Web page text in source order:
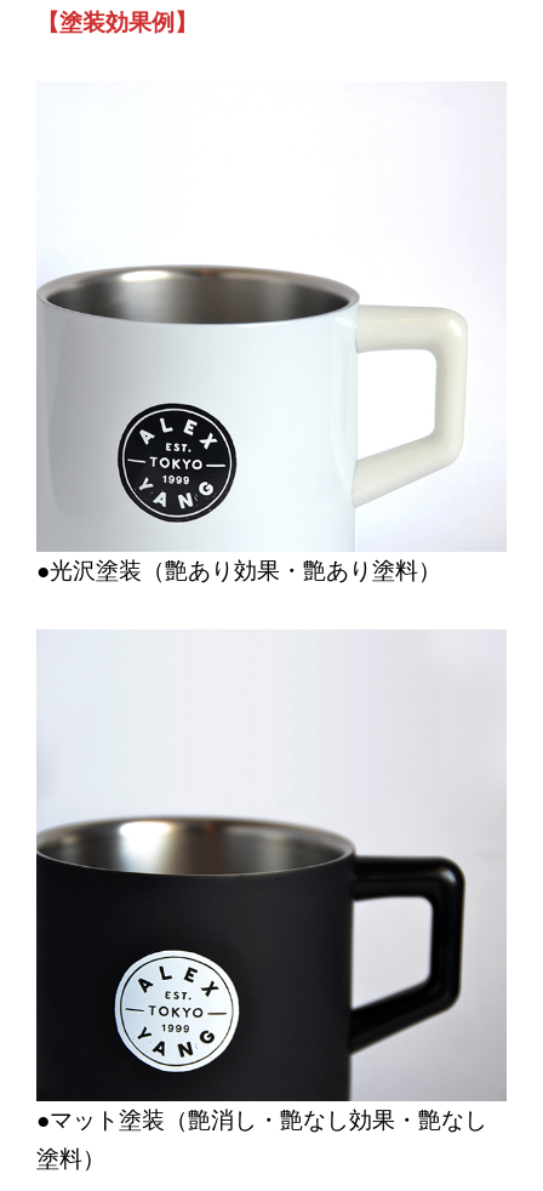
【塗装効果例】
●光沢塗装（艶あり効果・艶あり塗料）
●マット塗装（艶消し・艶なし効果・艶なし
塗料）